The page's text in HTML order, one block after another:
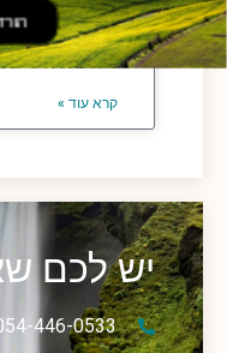
אומגה
קרא עוד »
יש לכם
446-0533